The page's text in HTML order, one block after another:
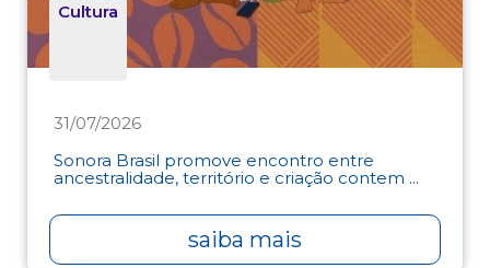
Cultura
31/07/2026
Sonora Brasil promove encontro entre
ancestralidade, território e criação contem ...
saiba mais